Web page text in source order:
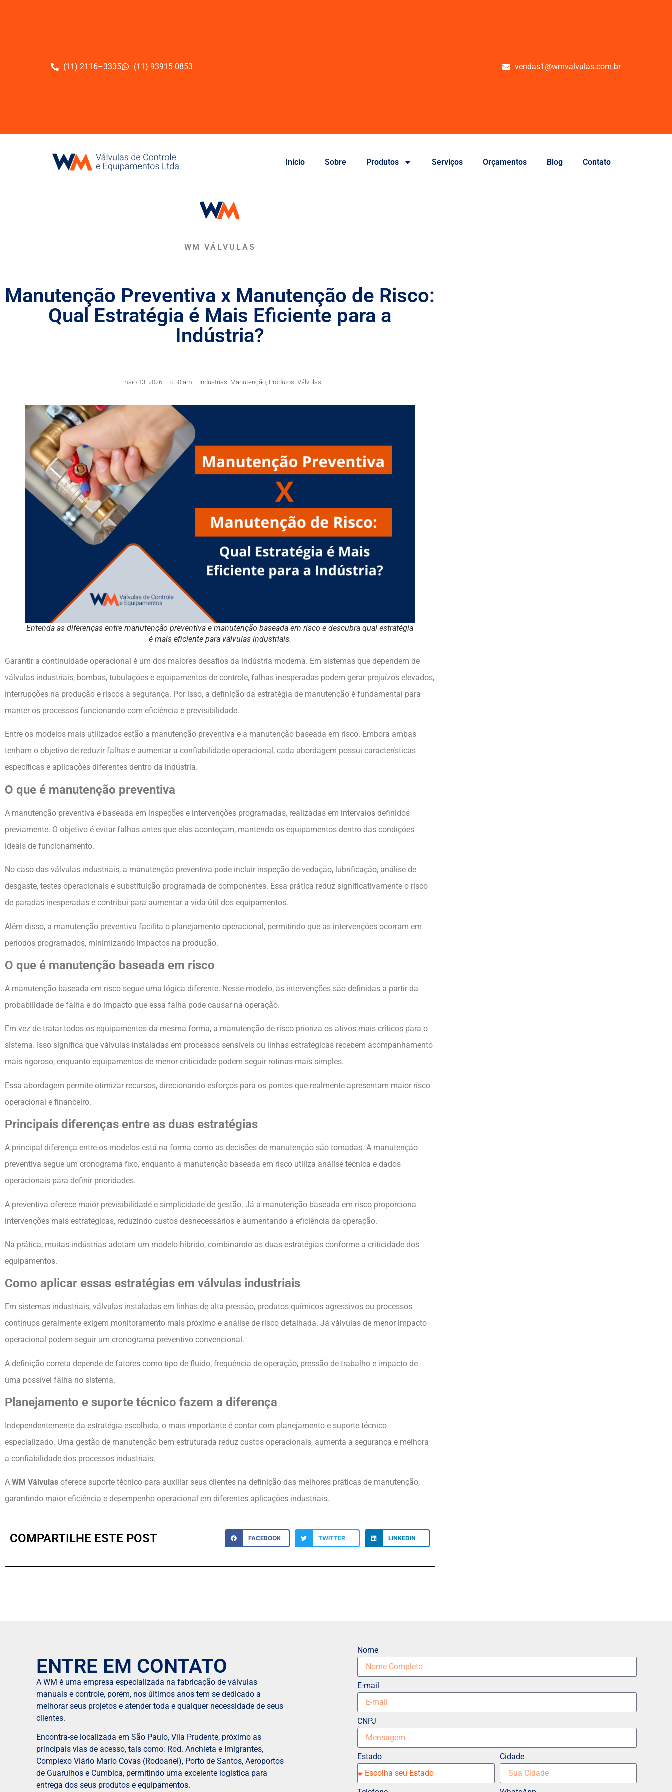
(11) 2116–3335 (11) 93915-0853 vendas1@wmvalvulas.com.br
Início Sobre Produtos Serviços Orçamentos Blog Contato
WM VÁLVULAS
Manutenção Preventiva x Manutenção de Risco:
Qual Estratégia é Mais Eficiente para a
Indústria?
maio 13, 2026 , 8:30 am , Indústrias, Manutenção, Produtos, Válvulas
Entenda as diferenças entre manutenção preventiva e manutenção baseada em risco e descubra qual estratégia
é mais eficiente para válvulas industriais.
Garantir a continuidade operacional é um dos maiores desafios da indústria moderna. Em sistemas que dependem de
válvulas industriais, bombas, tubulações e equipamentos de controle, falhas inesperadas podem gerar prejuízos elevados,
interrupções na produção e riscos à segurança. Por isso, a definição da estratégia de manutenção é fundamental para
manter os processos funcionando com eficiência e previsibilidade.
Entre os modelos mais utilizados estão a manutenção preventiva e a manutenção baseada em risco. Embora ambas
tenham o objetivo de reduzir falhas e aumentar a confiabilidade operacional, cada abordagem possui características
específicas e aplicações diferentes dentro da indústria.
O que é manutenção preventiva
A manutenção preventiva é baseada em inspeções e intervenções programadas, realizadas em intervalos definidos
previamente. O objetivo é evitar falhas antes que elas aconteçam, mantendo os equipamentos dentro das condições
ideais de funcionamento.
No caso das válvulas industriais, a manutenção preventiva pode incluir inspeção de vedação, lubrificação, análise de
desgaste, testes operacionais e substituição programada de componentes. Essa prática reduz significativamente o risco
de paradas inesperadas e contribui para aumentar a vida útil dos equipamentos.
Além disso, a manutenção preventiva facilita o planejamento operacional, permitindo que as intervenções ocorram em
períodos programados, minimizando impactos na produção.
O que é manutenção baseada em risco
A manutenção baseada em risco segue uma lógica diferente. Nesse modelo, as intervenções são definidas a partir da
probabilidade de falha e do impacto que essa falha pode causar na operação.
Em vez de tratar todos os equipamentos da mesma forma, a manutenção de risco prioriza os ativos mais críticos para o
sistema. Isso significa que válvulas instaladas em processos sensíveis ou linhas estratégicas recebem acompanhamento
mais rigoroso, enquanto equipamentos de menor criticidade podem seguir rotinas mais simples.
Essa abordagem permite otimizar recursos, direcionando esforços para os pontos que realmente apresentam maior risco
operacional e financeiro.
Principais diferenças entre as duas estratégias
A principal diferença entre os modelos está na forma como as decisões de manutenção são tomadas. A manutenção
preventiva segue um cronograma fixo, enquanto a manutenção baseada em risco utiliza análise técnica e dados
operacionais para definir prioridades.
A preventiva oferece maior previsibilidade e simplicidade de gestão. Já a manutenção baseada em risco proporciona
intervenções mais estratégicas, reduzindo custos desnecessários e aumentando a eficiência da operação.
Na prática, muitas indústrias adotam um modelo híbrido, combinando as duas estratégias conforme a criticidade dos
equipamentos.
Como aplicar essas estratégias em válvulas industriais
Em sistemas industriais, válvulas instaladas em linhas de alta pressão, produtos químicos agressivos ou processos
contínuos geralmente exigem monitoramento mais próximo e análise de risco detalhada. Já válvulas de menor impacto
operacional podem seguir um cronograma preventivo convencional.
A definição correta depende de fatores como tipo de fluido, frequência de operação, pressão de trabalho e impacto de
uma possível falha no sistema.
Planejamento e suporte técnico fazem a diferença
Independentemente da estratégia escolhida, o mais importante é contar com planejamento e suporte técnico
especializado. Uma gestão de manutenção bem estruturada reduz custos operacionais, aumenta a segurança e melhora
a confiabilidade dos processos industriais.
A WM Válvulas oferece suporte técnico para auxiliar seus clientes na definição das melhores práticas de manutenção,
garantindo maior eficiência e desempenho operacional em diferentes aplicações industriais.
COMPARTILHE ESTE POST FACEBOOK TWITTER LINKEDIN
ENTRE EM CONTATO
A WM é uma empresa especializada na fabricação de válvulas
manuais e controle, porém, nos últimos anos tem se dedicado a
melhorar seus projetos e atender toda e qualquer necessidade de seus
clientes.
Encontra-se localizada em São Paulo, Vila Prudente, próximo as
principais vias de acesso, tais como: Rod. Anchieta e Imigrantes,
Complexo Viário Mario Covas (Rodoanel), Porto de Santos, Aeroportos
de Guarulhos e Cumbica, permitindo uma excelente logística para
entrega dos seus produtos e equipamentos.
Nome
E-mail
CNPJ
Estado Cidade